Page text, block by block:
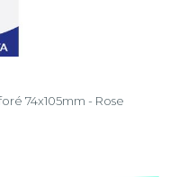
74x105mm - Rose